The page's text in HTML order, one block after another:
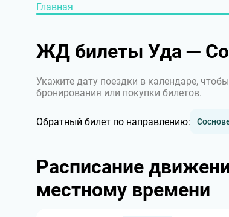
Главная
ЖД билеты Уда ─
Укажите дату поездки в календаре,
бронирования или покупки билетов.
Обратный билет по направлению:
Расписание
местному времени